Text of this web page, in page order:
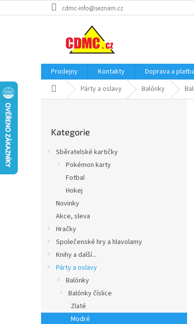
na
cdmc-info@seznam.cz
Prodejny Kontakty Doprava a platba
Domů Párty a oslavy Balónky
kategorie
Kategorie
Sběratelské kartičky
Pokémon karty
Fotbal
Hokej
Novinky
Akce, sleva
Hračky
Společenské hry a hlavolamy
Knihy a další...
Párty a oslavy
Balónky
Balónky číslice
Zlaté
Modré